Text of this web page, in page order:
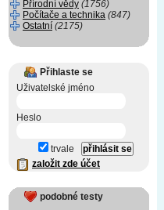
Přírodní vědy (1756)
Počítače a technika (847)
Ostatní (2175)
Přihlaste se
Uživatelské jméno
Heslo
trvale
založit zde účet
podobné testy